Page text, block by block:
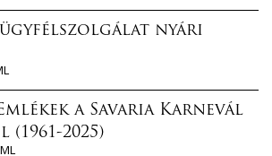
ügyfélszolgálat nyári
a Savaria Karnevál
2025)